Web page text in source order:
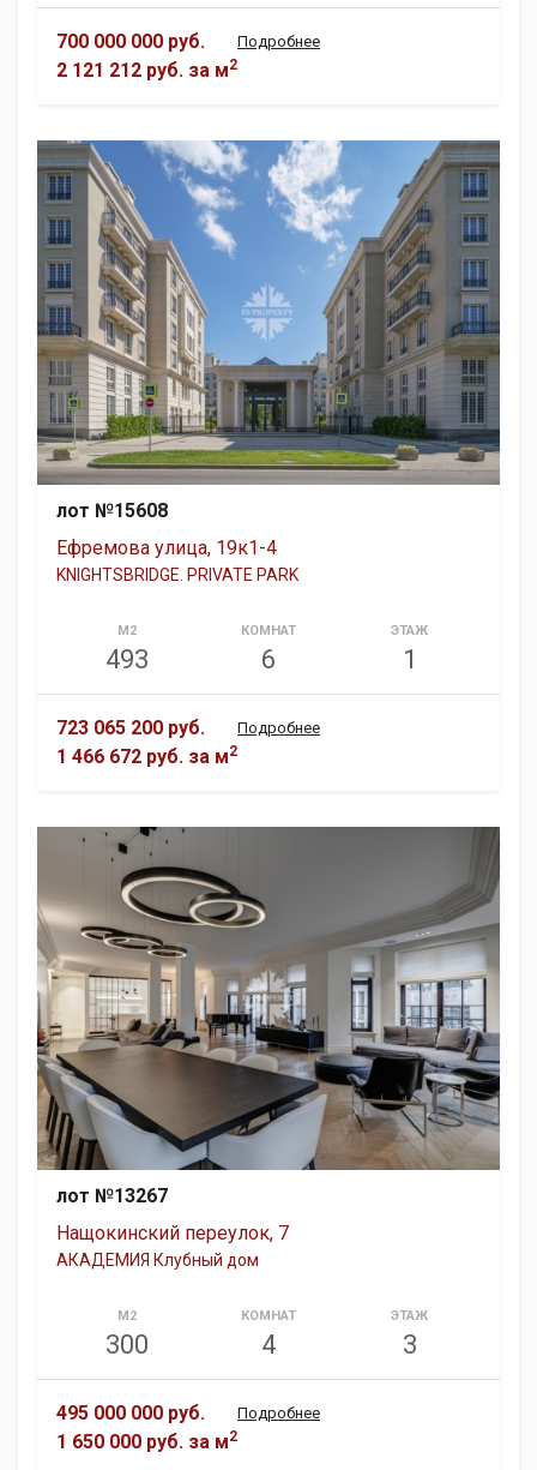
700 000 000 руб.
2 121 212 руб. за м2
Подробнее
лот №15608
Ефремова улица, 19к1-4
KNIGHTSBRIDGE. PRIVATE PARK
М2
493
КОМНАТ
6
ЭТАЖ
1
723 065 200 руб.
1 466 672 руб. за м2
Подробнее
лот №13267
Нащокинский переулок, 7
АКАДЕМИЯ Клубный дом
М2
300
КОМНАТ
4
ЭТАЖ
3
495 000 000 руб.
1 650 000 руб. за м2
Подробнее